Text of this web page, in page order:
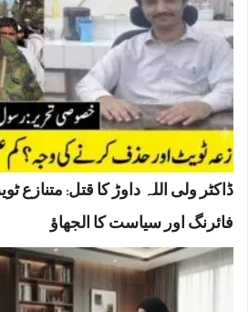
ڈاکٹر ولی اللہ داوڑ کا قتل: متنازع
فائرنگ اور سیاست کا الجھاؤ